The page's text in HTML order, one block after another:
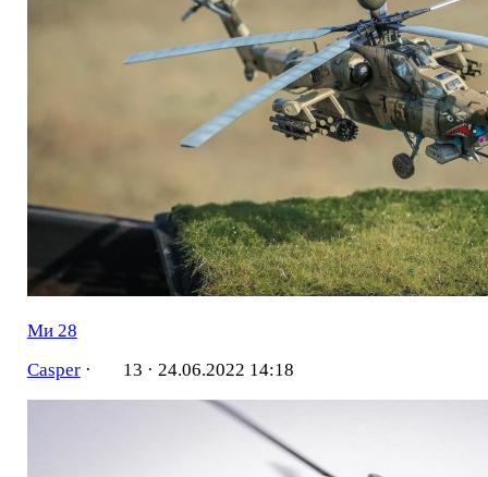
Ми 28
Casper· 13 · 24.06.2022 14:18